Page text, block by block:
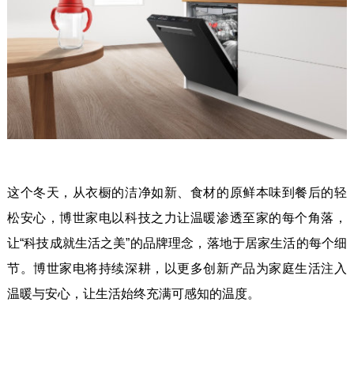
这个冬天，从衣橱的洁净如新、食材的原鲜本味到餐后的轻
松安心，博世家电以科技之力让温暖渗透至家的每个角落，
让“科技成就生活之美”的品牌理念，落地于居家生活的每个细
节。博世家电将持续深耕，以更多创新产品为家庭生活注入
温暖与安心，让生活始终充满可感知的温度。